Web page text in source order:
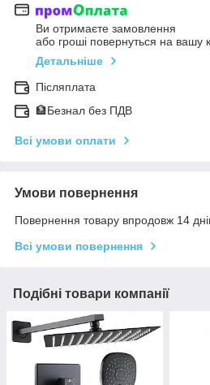
Ви отримаєте замовлення
або гроші повернуться на вашу
Детальніше
Післяплата
🏦Безнал без ПДВ
Всі умови оплати
Умови повернення
Повернення товару впродовж 14
Всі умови повернення
Подібні товари компанії